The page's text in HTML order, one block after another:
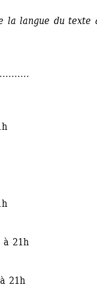
la langue du texte
à 21h
21h